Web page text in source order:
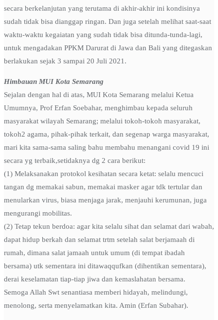
secara berkelanjutan yang terutama di akhir-akhir ini kondisinya
sudah tidak bisa dianggap ringan. Dan juga setelah melihat saat-saat
waktu-waktu kegaiatan yang sudah tidak bisa ditunda-tunda-lagi,
untuk mengadakan PPKM Darurat di Jawa dan Bali yang ditegaskan
berlakukan sejak 3 sampai 20 Juli 2021.
Himbauan MUI Kota Semarang
Sejalan dengan hal di atas, MUI Kota Semarang melalui Ketua
Umumnya, Prof Erfan Soebahar, menghimbau kepada seluruh
masyarakat wilayah Semarang; melalui tokoh-tokoh masyarakat,
tokoh2 agama, pihak-pihak terkait, dan segenap warga masyarakat,
mari kita sama-sama saling bahu membahu menangani covid 19 ini
secara yg terbaik,setidaknya dg 2 cara berikut:
(1) Melaksanakan protokol kesihatan secara ketat: selalu mencuci
tangan dg memakai sabun, memakai masker agar tdk tertular dan
menularkan virus, biasa menjaga jarak, menjauhi kerumunan, juga
mengurangi mobilitas.
(2) Tetap tekun berdoa: agar kita selalu sihat dan selamat dari wabah,
dapat hidup berkah dan selamat trtm setelah salat berjamaah di
rumah, dimana salat jamaah untuk umum (di tempat ibadah
bersama) utk sementara ini ditawaqqufkan (dihentikan sementara),
derai keselamatan tiap-tiap jiwa dan kemaslahatan bersama.
Semoga Allah Swt senantiasa memberi hidayah, melindungi,
menolong, serta menyelamatkan kita. Amin (Erfan Subahar).